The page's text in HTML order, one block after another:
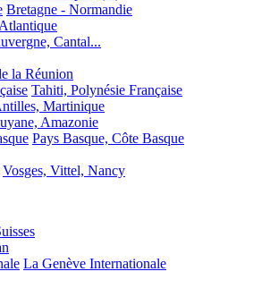
Bretagne - Normandie
Cantal...
la Réunion
Tahiti, Polynésie Française
Martinique
Amazonie
Pays Basque, Côte Basque
Vosges, Vittel, Nancy
La Genève Internationale